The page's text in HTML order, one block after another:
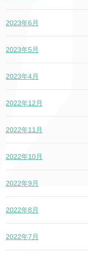
2023年6月
2023年5月
2023年4月
2022年12月
2022年11月
2022年10月
2022年9月
2022年8月
2022年7月